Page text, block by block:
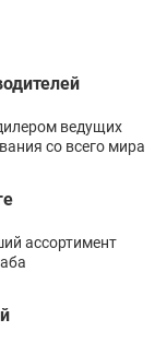
ведущих
со всего мира
ассортимент